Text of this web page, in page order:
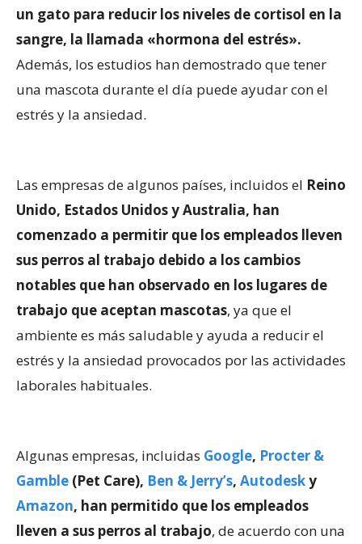
un gato para reducir los niveles de cortisol en la
sangre, la llamada «hormona del estrés».
Además, los estudios han demostrado que tener
una mascota durante el día puede ayudar con el
estrés y la ansiedad.
Las empresas de algunos países, incluidos el Reino
Unido, Estados Unidos y Australia, han
comenzado a permitir que los empleados lleven
sus perros al trabajo debido a los cambios
notables que han observado en los lugares de
trabajo que aceptan mascotas, ya que el
ambiente es más saludable y ayuda a reducir el
estrés y la ansiedad provocados por las actividades
laborales habituales.
Algunas empresas, incluidas Google, Procter &
Gamble (Pet Care), Ben & Jerry’s, Autodesky
Amazon, han permitido que los empleados
lleven a sus perros al trabajo, de acuerdo con una